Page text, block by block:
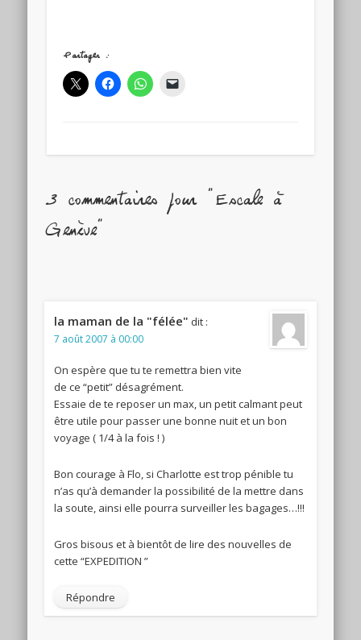
Partager :
3 commentaires pour "Escale à
Genève"
la maman de la "félée" dit :
7 août 2007 à 00:00
On espère que tu te remettra bien vite
de ce “petit” désagrément.
Essaie de te reposer un max, un petit calmant peut
être utile pour passer une bonne nuit et un bon
voyage ( 1/4 à la fois ! )
Bon courage à Flo, si Charlotte est trop pénible tu
n’as qu’à demander la possibilité de la mettre dans
la soute, ainsi elle pourra surveiller les bagages…!!!
Gros bisous et à bientôt de lire des nouvelles de
cette “EXPEDITION ”
Répondre